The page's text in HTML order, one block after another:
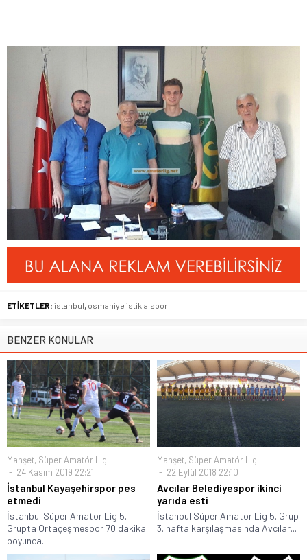
ETİKETLER: istanbul, osmaniye istiklalspor
BENZER KONULAR
Manşet, Süper Amatör Lig
24 Kasım 2019 22:21
İstanbul Kayaşehirspor pes
etmedi
İstanbul Süper Amatör Lig 5.
Grupta Ortaçeşmespor 70 dakika
boyunca...
Manşet, Süper Amatör Lig
22 Eylül 2018 22:10
Avcılar Belediyespor ikinci
yarıda esti
İstanbul Süper Amatör Lig 5. Grup
3. hafta karşılaşmasında Avcılar...